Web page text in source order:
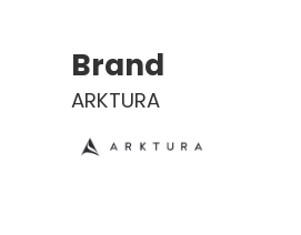
Brand
ARKTURA